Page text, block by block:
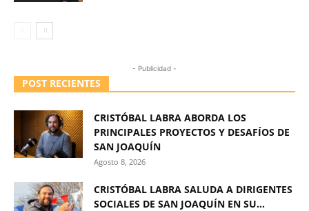
- Publicidad -
POST RECIENTES
CRISTÓBAL LABRA ABORDA LOS
PRINCIPALES PROYECTOS Y DESAFÍOS DE
SAN JOAQUÍN
Agosto 8, 2026
CRISTÓBAL LABRA SALUDA A DIRIGENTES
SOCIALES DE SAN JOAQUÍN EN SU...